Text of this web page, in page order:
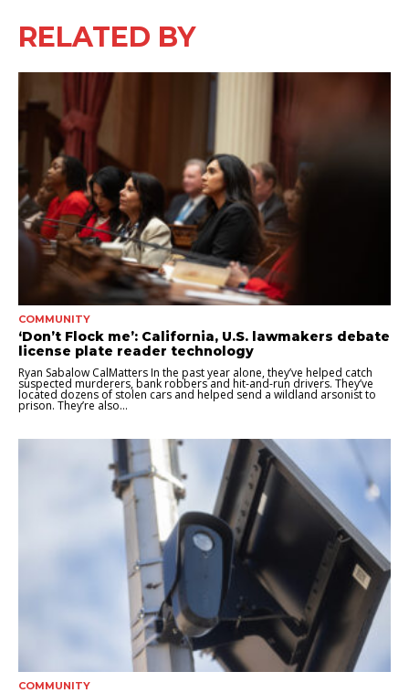
RELATED BY
COMMUNITY
‘Don’t Flock me’: California, U.S. lawmakers debate
license plate reader technology
Ryan Sabalow CalMatters In the past year alone, they’ve helped catch
suspected murderers, bank robbers and hit-and-run drivers. They’ve
located dozens of stolen cars and helped send a wildland arsonist to
prison. They’re also...
COMMUNITY